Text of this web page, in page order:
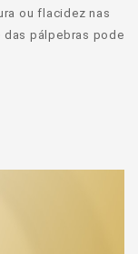
ou flacidez nas
das pálpebras pode